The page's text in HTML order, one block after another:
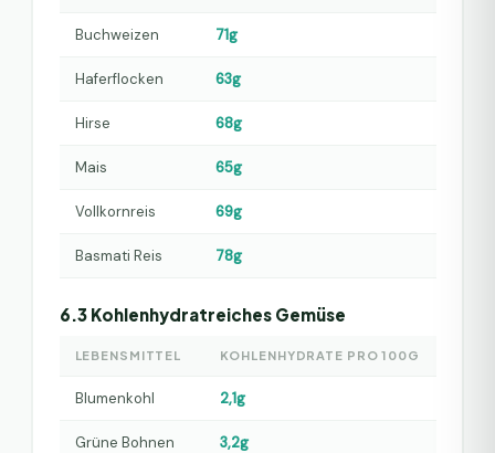
Buchweizen 71g
Haferflocken 63g
Hirse 68g
Mais 65g
Vollkornreis 69g
Basmati Reis 78g
6.3 Kohlenhydratreiches Gemüse
LEBENSMITTEL KOHLENHYDRATE PRO 100G
Blumenkohl 2,1g
Grüne Bohnen 3,2g